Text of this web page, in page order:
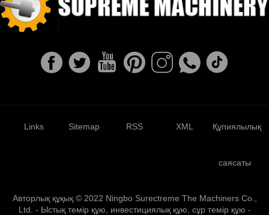
Links Sitemap RSS XML Құпиялылық
саясаты
Авторлық құқық © 2022 Ningbo Surectreme The Machiners Co.,
Ltd. - Ыстық темір құю, инвестициялық құю, сұр темір құю ​​-